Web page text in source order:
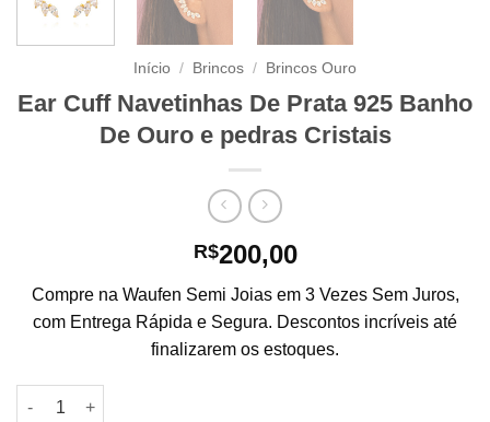
Início / Brincos / Brincos Ouro
Ear Cuff Navetinhas De Prata 925 Banho
De Ouro e pedras Cristais
R$200,00
Compre na Waufen Semi Joias em 3 Vezes Sem Juros,
com Entrega Rápida e Segura. Descontos incríveis até
finalizarem os estoques.
Ear Cuff Navetinhas De Prata 925 Banho De Ouro e pedras